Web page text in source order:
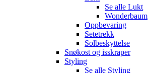
Se alle Lukt
Wonderbaum
Oppbevaring
Setetrekk
Solbeskyttelse
Snøkost og isskraper
Styling
Se alle Styling